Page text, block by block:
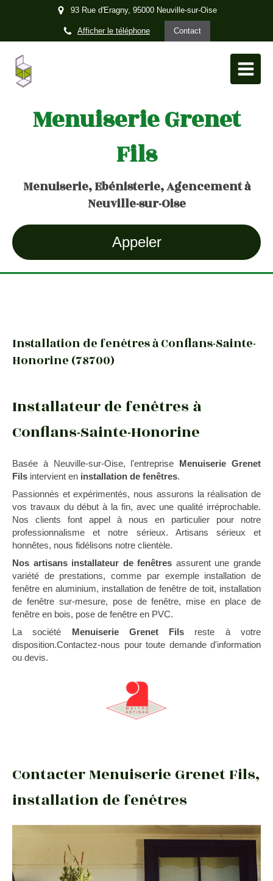
93 Rue d'Eragny, 95000 Neuville-sur-Oise
Afficher le téléphone Contact
Menuiserie Grenet
Fils
Menuiserie, Ebénisterie, Agencement à
Neuville-sur-Oise
Appeler
Installation de fenêtres à Conflans-Sainte-
Honorine (78700)
Installateur de fenêtres à
Conflans-Sainte-Honorine
Basée à Neuville-sur-Oise, l'entreprise Menuiserie Grenet
Fils intervient en installation de fenêtres.
Passionnés et expérimentés, nous assurons la réalisation de
vos travaux du début à la fin, avec une qualité irréprochable.
Nos clients font appel à nous en particulier pour notre
professionnalisme et notre sérieux. Artisans sérieux et
honnêtes, nous fidélisons notre clientèle.
Nos artisans installateur de fenêtres assurent une grande
variété de prestations, comme par exemple installation de
fenêtre en aluminium, installation de fenêtre de toit, installation
de fenêtre sur-mesure, pose de fenêtre, mise en place de
fenêtre en bois, pose de fenêtre en PVC.
La société Menuiserie Grenet Fils reste à votre
disposition.Contactez-nous pour toute demande d'information
ou devis.
Contacter Menuiserie Grenet Fils,
installation de fenêtres